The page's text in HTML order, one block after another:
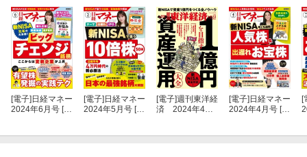
◎第3特集
日本3大グルメ&生産地の返礼品60
日本が誇る名品だけ揃えました
●みんなの憧れ 日本3大グルメ「3大和牛」「3大地鶏・3大豚」「3
大ラーメン・3大珍味」
[電子] 日経マネー
2024年6月号 [雑
[電子] 日経マネー
2024年5月号 [雑
[電子]週刊東洋経
済 2024年4月2
[電子] 日経マネー
2024年4月号 [雑
[